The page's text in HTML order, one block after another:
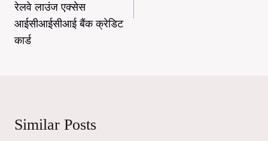
रेलवे लाउंज एक्सेस
आईसीआईसीआई बैंक क्रेडिट
कार्ड
Similar Posts